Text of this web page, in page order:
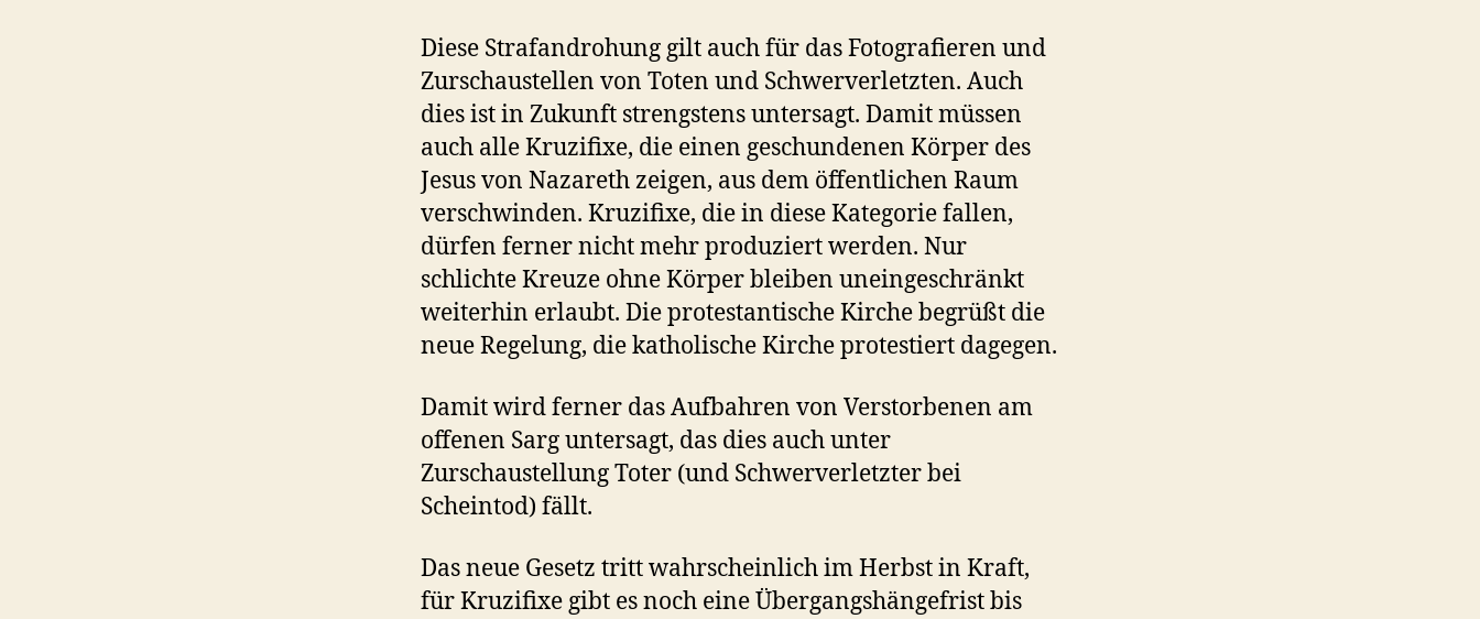
Diese Strafandrohung gilt auch für das Fotografieren und
Zurschaustellen von Toten und Schwerverletzten. Auch
dies ist in Zukunft strengstens untersagt. Damit müssen
auch alle Kruzifixe, die einen geschundenen Körper des
Jesus von Nazareth zeigen, aus dem öffentlichen Raum
verschwinden. Kruzifixe, die in diese Kategorie fallen,
dürfen ferner nicht mehr produziert werden. Nur
schlichte Kreuze ohne Körper bleiben uneingeschränkt
weiterhin erlaubt. Die protestantische Kirche begrüßt die
neue Regelung, die katholische Kirche protestiert dagegen.
Damit wird ferner das Aufbahren von Verstorbenen am
offenen Sarg untersagt, das dies auch unter
Zurschaustellung Toter (und Schwerverletzter bei
Scheintod) fällt.
Das neue Gesetz tritt wahrscheinlich im Herbst in Kraft,
für Kruzifixe gibt es noch eine Übergangshängefrist bis